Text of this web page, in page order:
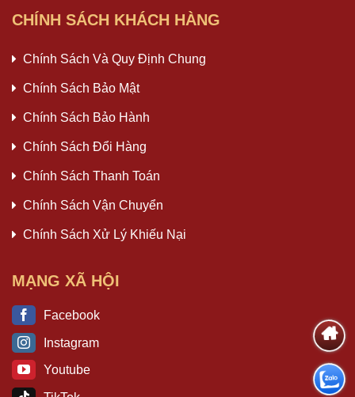
CHÍNH SÁCH KHÁCH HÀNG
Chính Sách Và Quy Định Chung
Chính Sách Bảo Mật
Chính Sách Bảo Hành
Chính Sách Đổi Hàng
Chính Sách Thanh Toán
Chính Sách Vận Chuyển
Chính Sách Xử Lý Khiếu Nại
MẠNG XÃ HỘI
Facebook
Instagram
Youtube